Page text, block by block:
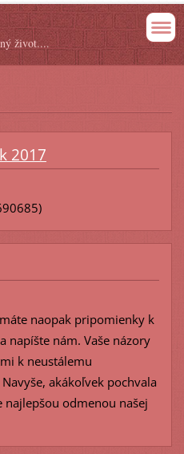
život....
2017
naopak pripomienky k
napíšte nám. Vaše názory
k neustálemu
akákoľvek pochvala
najlepšou odmenou našej